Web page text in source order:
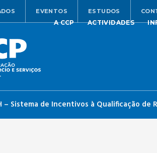
EVENTOS ESTUDOS
A CCP ACTIVIDADES
– Sistema de Incentivos à Qualificação de